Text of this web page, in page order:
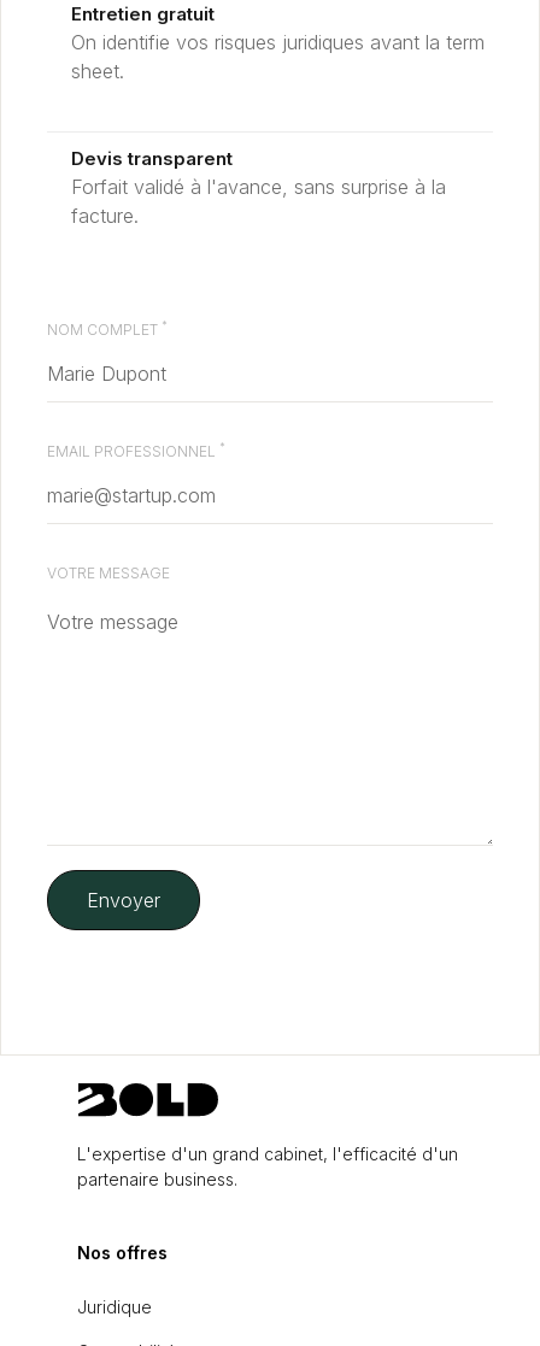
Entretien gratuit
On identifie vos risques juridiques avant la term
sheet.
Devis transparent
Forfait validé à l'avance, sans surprise à la
facture.
NOM COMPLET *
EMAIL PROFESSIONNEL *
VOTRE MESSAGE
L'expertise d'un grand cabinet, l'efficacité d'un
partenaire business.
Nos offres
Juridique